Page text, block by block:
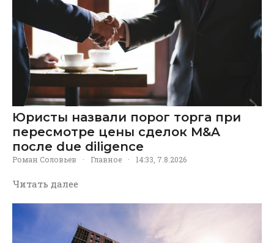
Юристы назвали порог торга при
пересмотре цены сделок M&A
после due diligence
Роман Соловьев · Главное · 14:33, 7.8.2026
Читать далее